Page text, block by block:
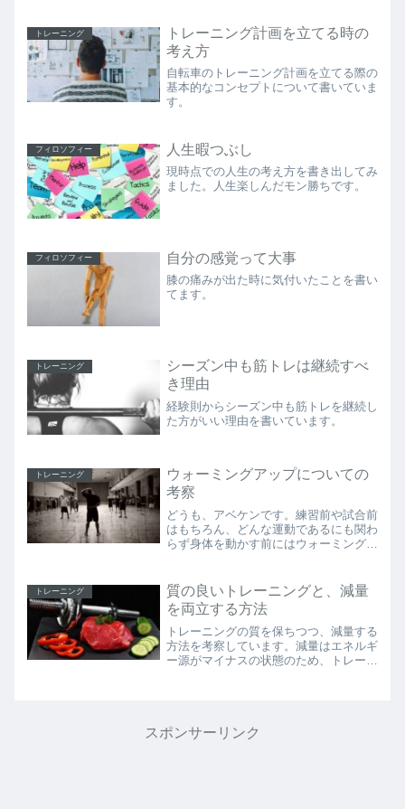
トレーニング
トレーニング計画を立てる時の
考え方
自転車のトレーニング計画を立てる際の
基本的なコンセプトについて書いていま
す。
フィロソフィー 人生暇つぶし
現時点での人生の考え方を書き出してみ
ました。人生楽しんだモン勝ちです。
フィロソフィー 自分の感覚って大事
膝の痛みが出た時に気付いたことを書い
てます。
トレーニング
シーズン中も筋トレは継続すべ
き理由
経験則からシーズン中も筋トレを継続し
た方がいい理由を書いています。
トレーニング
ウォーミングアップについての
考察
どうも、アベケンです。練習前や試合前
はもちろん、どんな運動であるにも関わ
らず身体を動かす前にはウォーミングア
めて怪我を予防する以外にも、精神的な
準備としても重要な意味合...
トレーニング
質の良いトレーニングと、減量
を両立する方法
トレーニングの質を保ちつつ、減量する
方法を考察しています。減量はエネルギ
ー源がマイナスの状態のため、トレーニ
スポンサーリンク